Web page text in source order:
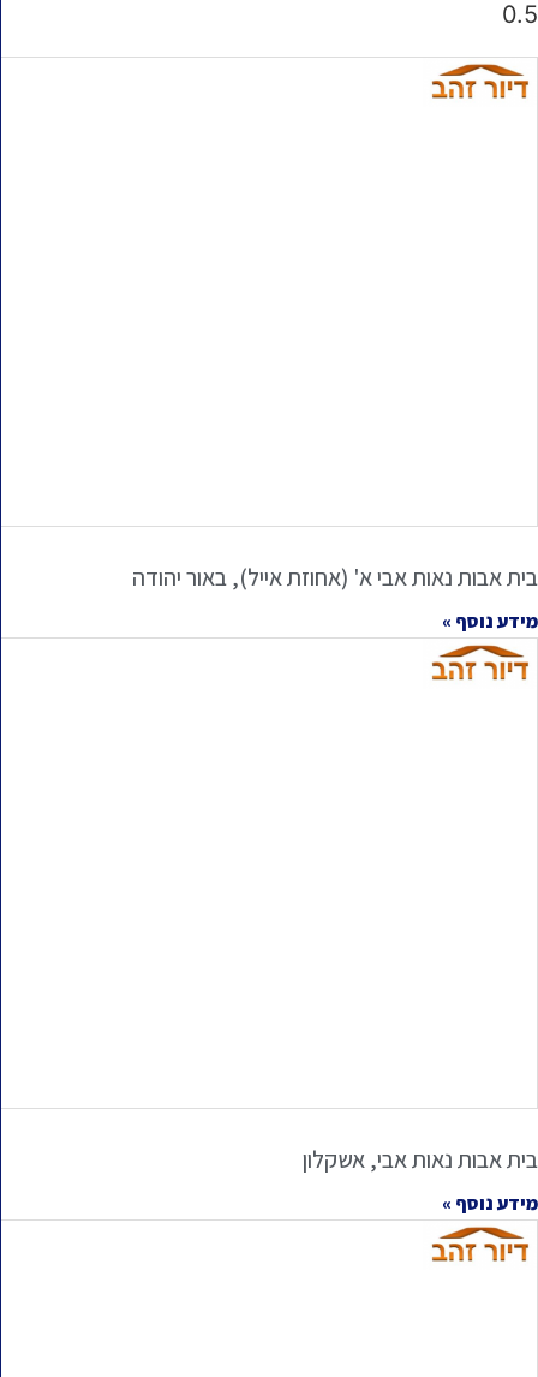
בית אבות נאות אבי א' (אחוזת אייל), באור יהודה
מידע נוסף »
בית אבות נאות אבי, אשקלון
מידע נוסף »